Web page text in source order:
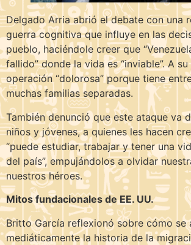
Delgado Arria abrió el debate con una
guerra cognitiva que influye en las
pueblo, haciéndole creer que
fallido” donde la vida es “inviable”. A
operación “dolorosa” porque tiene
muchas familias separadas.
También denunció que este ataque va
niños y jóvenes, a quienes les hacen
“puede estudiar, trabajar y tener una
del país”, empujándolos a olvidar
nuestros héroes.
Mitos fundacionales de EE. UU.
Britto García reflexionó sobre cómo se
mediáticamente la historia de la